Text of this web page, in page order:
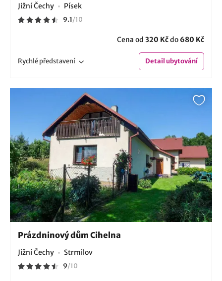
Jižní Čechy Písek
9.1/10
Cena od 320 Kčdo 680 Kč
Rychlépředstavení Detailubytování
Prázdninový dům Cihelna
Jižní Čechy Strmilov
9/10